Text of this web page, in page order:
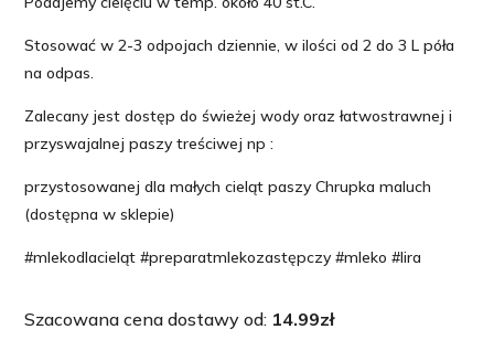
Stosować w 2-3 odpojach dziennie, w ilości od 2 do 3 L póła
na odpas.
Zalecany jest dostęp do świeżej wody oraz łatwostrawnej i
przyswajalnej paszy treściwej np :
przystosowanej dla małych cieląt paszy Chrupka maluch
(dostępna w sklepie)
#mlekodlacieląt #preparatmlekozastępczy #mleko #lira
Szacowana cena dostawy od: 14.99zł